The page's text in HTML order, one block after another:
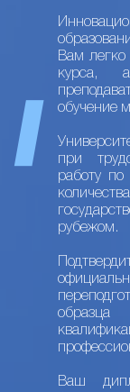
Вам легко
курса,
обучение
при
работу
рубежом.
Ваш